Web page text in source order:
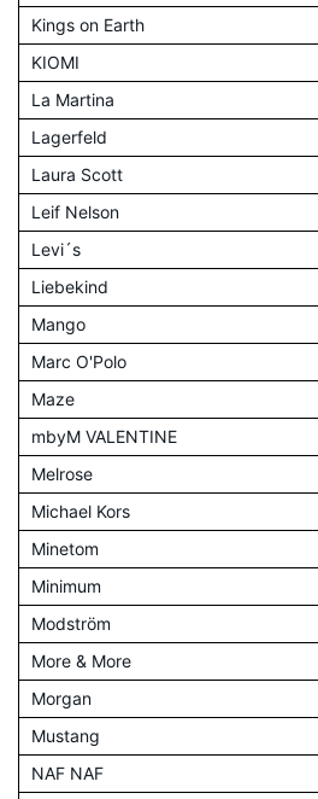
Kings on Earth
KIOMI
La Martina
Lagerfeld
Laura Scott
Leif Nelson
Levi´s
Liebekind
Mango
Marc O'Polo
Maze
mbyM VALENTINE
Melrose
Michael Kors
Minetom
Minimum
Modström
More & More
Morgan
Mustang
NAF NAF